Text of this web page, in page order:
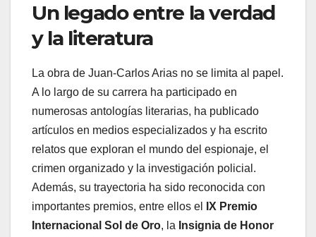
Un legado entre la verdad
y la literatura
La obra de Juan-Carlos Arias no se limita al papel.
A lo largo de su carrera ha participado en
numerosas antologías literarias, ha publicado
artículos en medios especializados y ha escrito
relatos que exploran el mundo del espionaje, el
crimen organizado y la investigación policial.
Además, su trayectoria ha sido reconocida con
importantes premios, entre ellos el
IX Premio
Internacional Sol de Oro, la Insignia de Honor